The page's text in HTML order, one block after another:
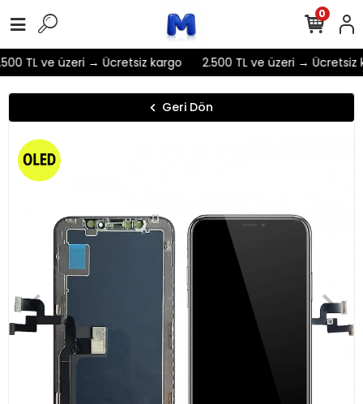
TL ve üzeri → Ücretsiz kargo 2.500 TL ve üzeri → Ücretsiz
0
Geri Dön